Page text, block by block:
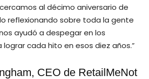
al décimo aniversario de
reflexionando sobre toda la gente
ayudó a despegar en los
lograr cada hito en esos diez años.”
CEO de RetailMeNot